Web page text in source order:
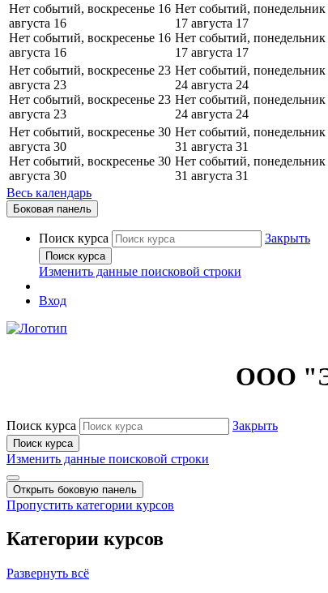
Нет событий, воскресенье 16
августа 16
Нет событий, воскресенье 16
августа 16
Нет событий, понедельник
17 августа 17
Нет событий, понедельник
17 августа 17
Нет событий, воскресенье 23
августа 23
Нет событий, воскресенье 23
августа 23
Нет событий, понедельник
24 августа 24
Нет событий, понедельник
24 августа 24
Нет событий, воскресенье 30
августа 30
Нет событий, воскресенье 30
августа 30
Нет событий, понедельник
31 августа 31
Нет событий, понедельник
31 августа 31
Весь календарь
Боковая панель
Поиск курса Закрыть
Поиск курса
Изменить данные поисковой строки
Вход
ООО
Поиск курса Закрыть
Поиск курса
Изменить данные поисковой строки
Открыть боковую панель
Пропустить категории курсов
Категории курсов
Развернуть всё